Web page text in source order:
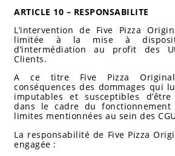
ARTICLE 10 – RESPONSABILITE
L’intervention de Five Pizza
limitée à la mise à
d’intermédiation au profit des
Clients.
A ce titre Five Pizza
conséquences des dommages qui
imputables et susceptibles
dans le cadre du
limites mentionnées au sein des
La responsabilité de Five Pizza
engagée :